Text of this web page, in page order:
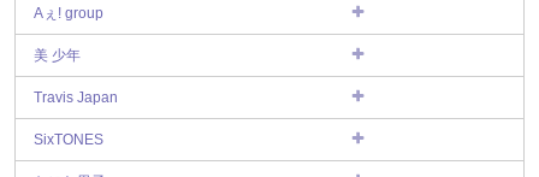
Aぇ! group
美 少年
Travis Japan
SixTONES